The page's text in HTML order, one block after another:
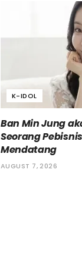
K-IDOL
Ban Min Jung
Seorang
Mendatang
AUGUST 7, 2026